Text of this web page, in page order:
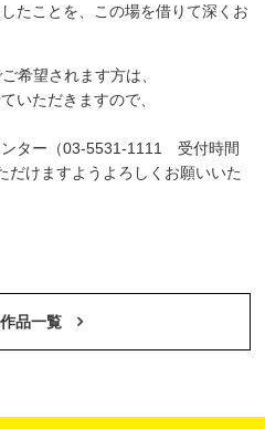
たことを、この場を借りて深くお
希望されます方は、
いただきますので、
ター（03-5531-1111 受付時間
だけますようよろしくお願いいた
品一覧